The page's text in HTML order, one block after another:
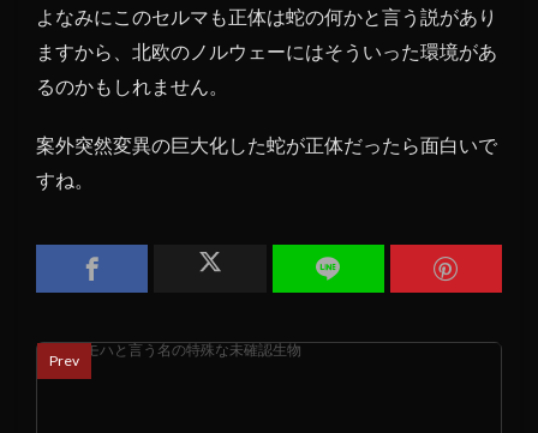
よなみにこのセルマも正体は蛇の何かと言う説があり
ますから、北欧のノルウェーにはそういった環境があ
るのかもしれません。
案外突然変異の巨大化した蛇が正体だったら面白いで
すね。
Prev